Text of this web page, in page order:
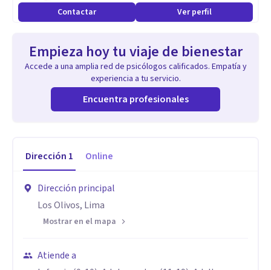
Contactar Ver perfil
Empieza hoy tu viaje de bienestar
Accede a una amplia red de psicólogos calificados. Empatía y
experiencia a tu servicio.
Encuentra profesionales
Dirección 1 Online
Dirección principal
Los Olivos, Lima
Mostrar en el mapa
Atiende a